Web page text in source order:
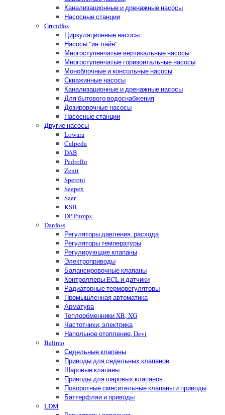
Канализационные и дренажные насосы
Насосные станции
Grundfos
Циркуляционные насосы
Насосы "ин-лайн"
Многоступенчатые вертикальные насосы
Многоступенчатые горизонтальные насосы
Моноблочные и консольные насосы
Скважинные насосы
Канализационные и дренажные насосы
Для бытового водоснабжения
Дозировочные насосы
Насосные станции
Другие насосы
Lowara
Calpeda
DAB
Pedrollo
Zenit
Speroni
Seepex
Saer
KSB
DP-Pumps
Danfoss
Регуляторы давления, расхода
Регуляторы температуры
Регулирующие клапаны
Электроприводы
Балансировочные клапаны
Контроллеры ECL и датчики
Радиаторные терморегуляторы
Промышленная автоматика
Арматура
Теплообменники XB, XG
Частотники, электрика
Напольное отопление, Devi
Belimo
Седельные клапаны
Приводы для седельных клапанов
Шаровые клапаны
Приводы для шаровых клапанов
Поворотные смесительные клапаны и приводы
Баттерфляи и приводы
LDM